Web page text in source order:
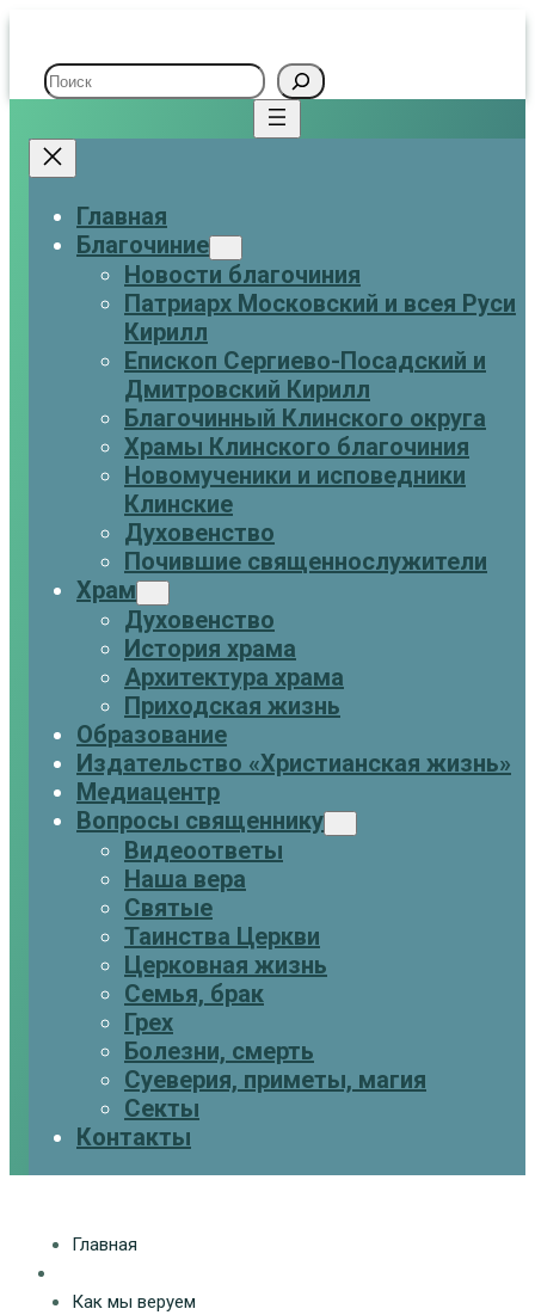
Поиск
Главная
Благочиние
Новости благочиния
Патриарх Московский и всея Руси
Кирилл
Eпископ Сергиево-Посадский и
Дмитровский Кирилл
Благочинный Клинского округа
Храмы Клинского благочиния
Новомученики и исповедники
Клинские
Духовенство
Почившие священнослужители
Храм
Духовенство
История храма
Архитектура храма
Приходская жизнь
Образование
Издательство «Христианская жизнь»
Медиацентр
Вопросы священнику
Видеоответы
Наша вера
Святые
Таинства Церкви
Церковная жизнь
Семья, брак
Грех
Болезни, смерть
Суеверия, приметы, магия
Секты
Контакты
Главная
Как мы веруем